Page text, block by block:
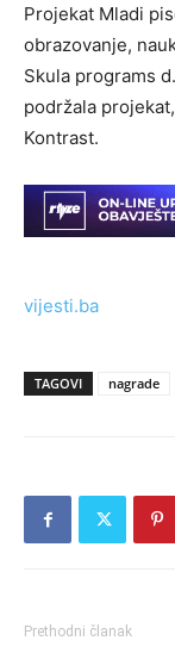
Projekat Mladi
obrazovanje,
Skula programs
podržala
Kontrast.
vijesti.ba
TAGOVI nagrade
Prethodni članak